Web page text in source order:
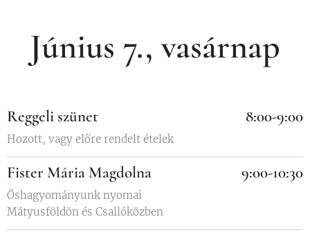
Június 7., vasárnap
Reggeli szünet
Hozott, vagy előre rendelt ételek
8:00-9:00
Fister Mária Magdolna
Őshagyományunk nyomai
Mátyusföldön és Csallóközben
9:00-10:30